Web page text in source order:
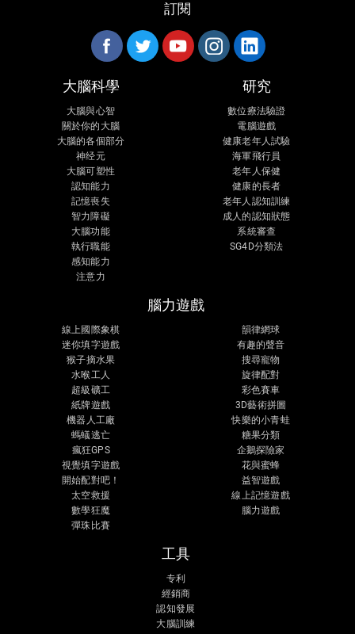
訂閱
大腦科學
大腦與心智
關於你的大腦
大腦的各個部分
神经元
大腦可塑性
認知能力
記憶喪失
智力障礙
大腦功能
執行職能
感知能力
注意力
研究
數位療法驗證
電腦遊戲
健康老年人試驗
海軍飛行員
老年人保健
健康的長者
老年人認知訓練
成人的認知狀態
系統審查
SG4D分類法
腦力遊戲
線上國際象棋
迷你填字遊戲
猴子摘水果
水喉工人
超級礦工
紙牌遊戲
機器人工廠
螞蟻逃亡
瘋狂GPS
視覺填字遊戲
開始配對吧！
太空救援
數學狂魔
彈珠比賽
韻律網球
有趣的聲音
搜尋寵物
旋律配對
彩色賽車
3D藝術拼圖
快樂的小青蛙
糖果分類
企鵝探險家
花與蜜蜂
益智遊戲
線上記憶遊戲
腦力遊戲
工具
专利
經銷商
認知發展
大腦訓練